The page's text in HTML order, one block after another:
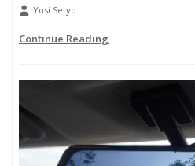
Yosi Setyo
Continue Reading